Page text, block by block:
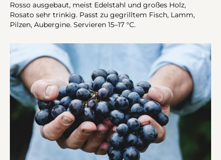
Rosso ausgebaut, meist Edelstahl und großes Holz,
Rosato sehr trinkig. Passt zu gegrilltem Fisch, Lamm,
Pilzen, Aubergine. Servieren 15–17 °C.